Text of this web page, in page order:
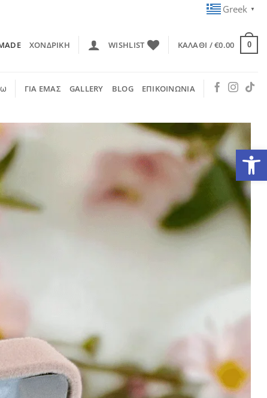
Greek ▼
ΧΟΝΔΡΙΚΗ WISHLIST ΚΑΛΆΘΙ /€0.00 0
ΓΙΑ ΕΜΑΣ GALLERY BLOG ΕΠΙΚΟΙΝΩΝΙΑ